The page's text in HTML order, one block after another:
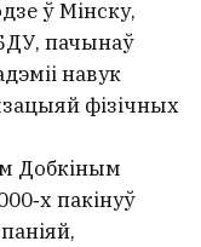
ў Мінску,
пачынаў
навук
фізічных
Добкіным
пакінуў